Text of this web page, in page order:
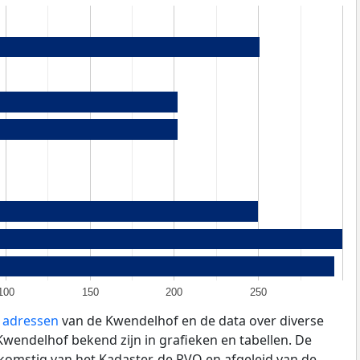
150 200 250
van de Kwendelhof en de data over diverse
bekend zijn in grafieken en tabellen. De